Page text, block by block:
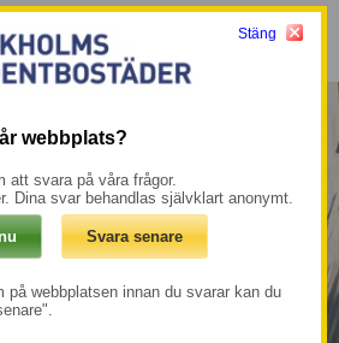
Mina sidor → Meny
Stäng
webbplats?
att svara på våra frågor.
Dina svar behandlas självklart anonymt.
webbplatsen innan du svarar kan du